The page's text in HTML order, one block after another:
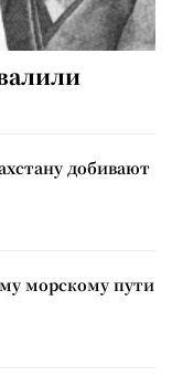
добивают
морскому пути